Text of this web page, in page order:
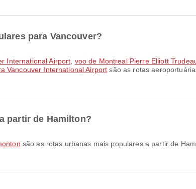
para Vancouver?
International Airport voo de Montreal Pierre Elliott
Vancouver International Airport são as rotas
partir de Hamilton?
são as rotas urbanas mais populares a partir de